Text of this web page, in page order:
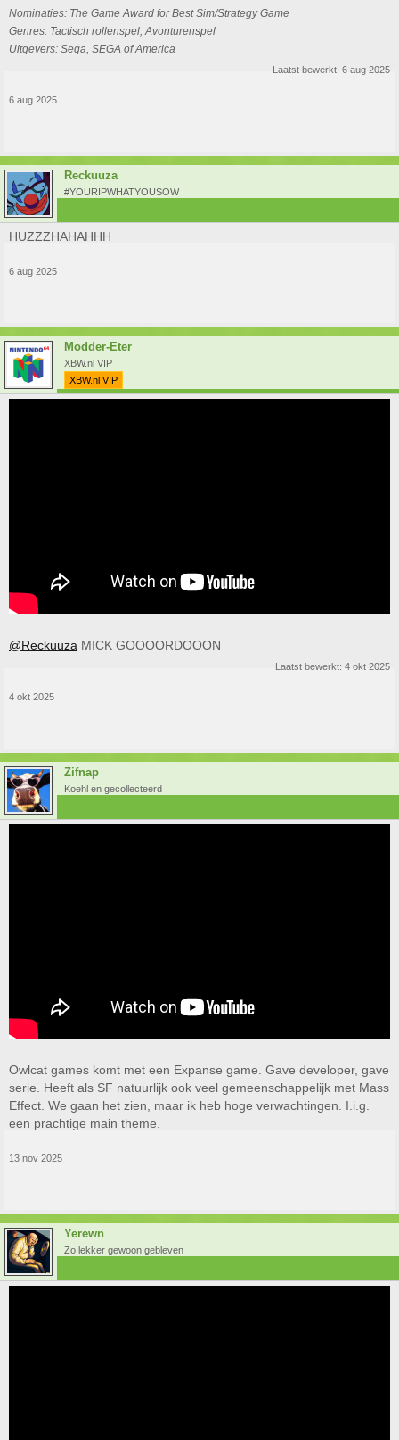
Nominaties: The Game Award for Best Sim/Strategy Game
Genres: Tactisch rollenspel, Avonturenspel
Uitgevers: Sega, SEGA of America
Laatst bewerkt: 6 aug 2025
6 aug 2025
Reckuuza
#YOURIPWHATYOUSOW
HUZZZHAHAHHH
6 aug 2025
Modder-Eter
XBW.nl VIP
XBW.nl VIP
@Reckuuza MICK GOOOORDOOON
Laatst bewerkt: 4 okt 2025
4 okt 2025
Zifnap
Koehl en gecollecteerd
Owlcat games komt met een Expanse game. Gave developer, gave
serie. Heeft als SF natuurlijk ook veel gemeenschappelijk met Mass
Effect. We gaan het zien, maar ik heb hoge verwachtingen. I.i.g.
een prachtige main theme.
13 nov 2025
Yerewn
Zo lekker gewoon gebleven